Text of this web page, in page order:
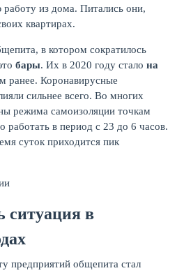
из дома. Питались они,
квартирах.
в котором сократилось
бары. Их в 2020 году стало на
ранее. Коронавирусные
сильнее всего. Во многих
режима самоизоляции точкам
в период с 23 до 6 часов.
суток приходится пик
ситуация в
предприятий общепита стал